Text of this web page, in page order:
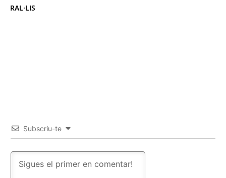
RAL·LIS
Subscriu-te